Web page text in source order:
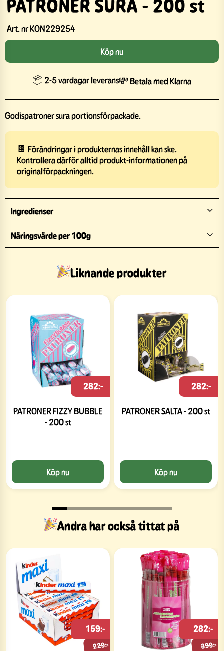
PATRONER SURA - 200 st
Art. nrKON229254
Köp nu
📦 2-5 vardagar leverans💸 Betala med Klarna
Godispatroner sura portionsförpackade.
🍫 Förändringar i produkternas innehåll kan ske.
Kontrollera därför alltid produkt-informationen på
originalförpackningen.
Ingredienser
Näringsvärde per 100g
Liknande produkter
PATRONER FIZZY BUBBLE
- 200 st
282:-
Köp nu
PATRONER SALTA - 200 st
282:-
Köp nu
Andra har också tittat på
229:-
159:-
399:-
282:-